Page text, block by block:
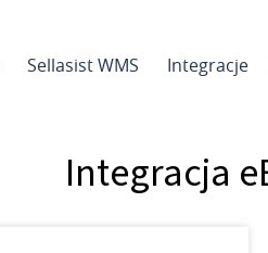
Sellasist WMS Integracje
Integracja